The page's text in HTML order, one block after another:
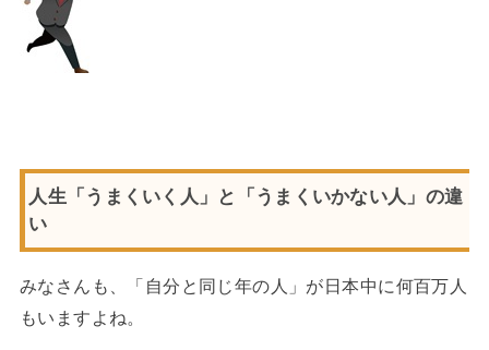
人生「うまくいく人」と「うまくいかない人」の違
い
みなさんも、「自分と同じ年の人」が日本中に何百万人
もいますよね。